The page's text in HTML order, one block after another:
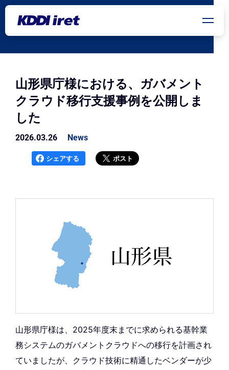
メインコンテンツにスキップ
山形県庁様における、ガバメント
クラウド移行支援事例を公開しま
した
2026.03.26 News
シェアする ポスト
山形県庁様は、2025年度末までに求められる基幹業
務システムのガバメントクラウドへの移行を計画され
ていましたが、クラウド技術に精通したベンダーが少